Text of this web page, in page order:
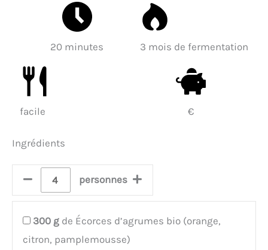
à café en maille est
réutilisable et donc plus
que les filtres en papier, ce
d'économiser des coûts. Il
est résistant aux acides et
l'usure, doux mais épais et
café, il est compatible avec
les machines à café
standard, les porte-filtres
en céramique et les
manuelle. Que vous
fassiez une pause en
cuisine ou partagiez une
tasse avec des invités,
de diamètre supérieur, 60
x 27 mm de dimensions
hauteur. Compatible avec
standard de taille 4 et
20 minutes 3 mois de fermentation
facile €
Ingrédients
personnes
300 g de Écorces d’agrumes bio (orange,
citron, pamplemousse)